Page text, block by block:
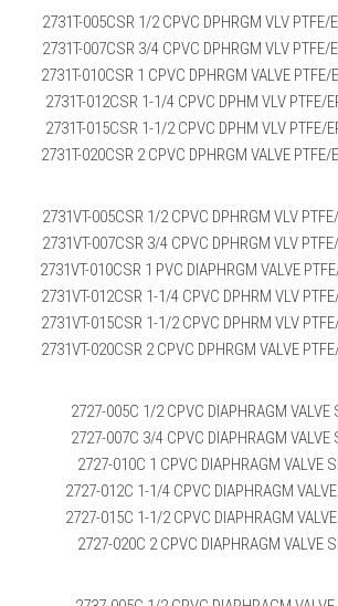
2731T-005CSR 1/2 CPVC DPHRGM VLV PTFE/
2731T-007CSR 3/4 CPVC DPHRGM VLV PTFE/
2731T-010CSR 1 CPVC DPHRGM VALVE
2731T-012CSR 1-1/4 CPVC DPHM VLV PTFE/
2731T-015CSR 1-1/2 CPVC DPHM VLV PTFE/
2731T-020CSR 2 CPVC DPHRGM VALVE
2731VT-005CSR 1/2 CPVC DPHRGM VLV
2731VT-007CSR 3/4 CPVC DPHRGM VLV
2731VT-010CSR 1 PVC DIAPHRGM VALVE
2731VT-012CSR 1-1/4 CPVC DPHRM VLV
2731VT-015CSR 1-1/2 CPVC DPHRM VLV
2731VT-020CSR 2 CPVC DPHRGM VALVE
2727-005C 1/2 CPVC DIAPHRAGM VALVE
2727-007C 3/4 CPVC DIAPHRAGM VALVE
2727-010C 1 CPVC DIAPHRAGM VALVE
2727-012C 1-1/4 CPVC DIAPHRAGM
2727-015C 1-1/2 CPVC DIAPHRAGM
2727-020C 2 CPVC DIAPHRAGM VALVE